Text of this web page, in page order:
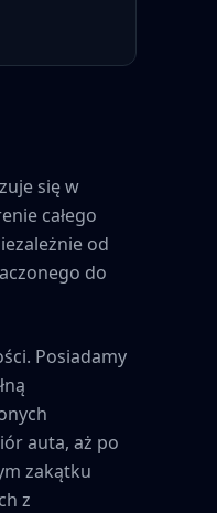
się w
całego
od
do
Posiadamy
auta, aż po
zakątku
z